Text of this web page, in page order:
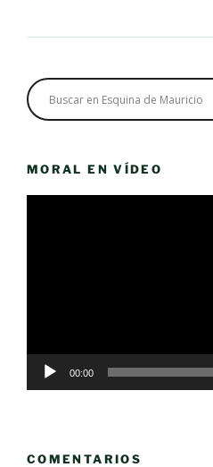
MORAL EN VÍDEO
00:00
COMENTARIOS